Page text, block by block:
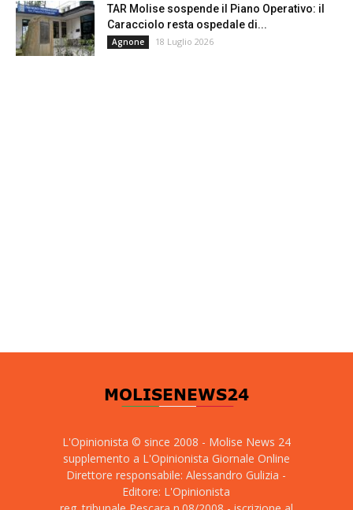
TAR Molise sospende il Piano Operativo: il
Caracciolo resta ospedale di...
Agnone 18 Luglio 2026
L'Opinionista © since 2008 - Molise News 24
supplemento a L'Opinionista Giornale Online
Direttore responsabile: Alessandro Gulizia -
Editore: L'Opinionista